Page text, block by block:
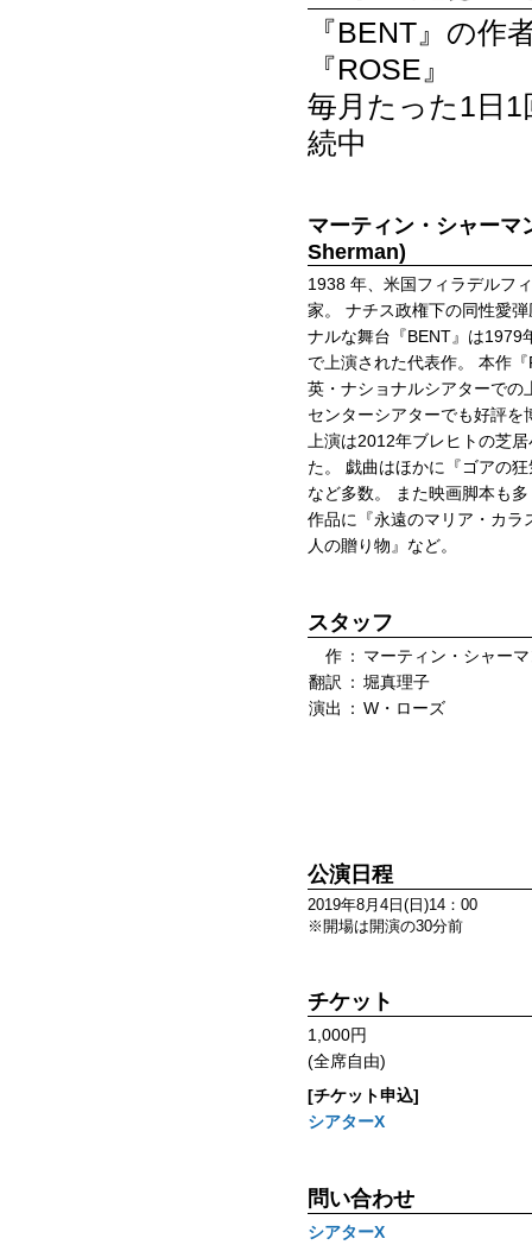
『BENT』の
『ROSE』
毎月たった1日
続中
マーティン・シャーマ
Sherman)
1938 年、米国フィラデルフ
家。 ナチス政権下の同性愛
ナルな舞台『BENT』は1979
で上演された代表作。 本作
英・ナショナルシアターでの
センターシアターでも好評を
上演は2012年ブレヒトの芝
た。 戯曲はほかに『ゴアの
など多数。 また映画脚本も
作品に『永遠のマリア・カラ
人の贈り物』など。
スタッフ
作 ： マーティン・シャー
翻訳 ： 堀真理子
演出
： W・ローズ
公演日程
2019年8月4日(日)14：00
※開場は開演の30分前
チケット
1,000円
(全席自由)
[チケット申込]
シアターΧ
問い合わせ
シアターΧ